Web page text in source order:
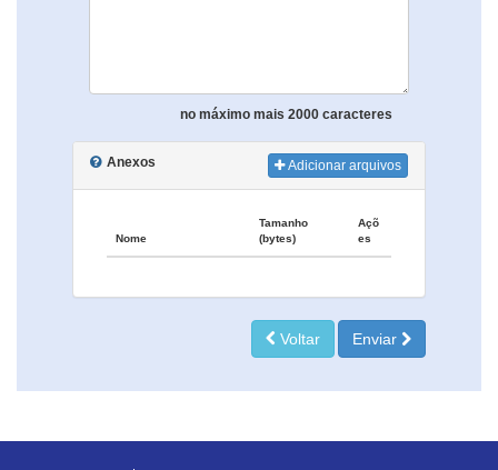
no máximo mais 2000 caracteres
Anexos Adicionar arquivos
Nome
Tamanho
(bytes)
Açõ
es
Voltar Enviar